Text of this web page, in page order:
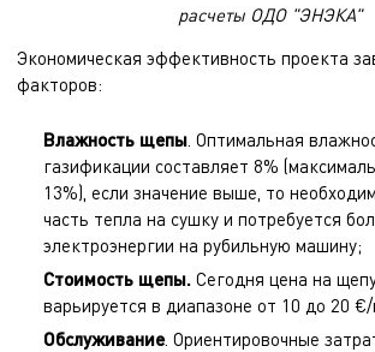
расчеты ОДО "ЭНЭКА"
Экономическая эффективность проекта
факторов:
Влажность щепы . Оптимальная
газификации составляет 8%
13%), если значение выше, то
часть тепла на сушку и потребуется
электроэнергии на рубильную машину;
Стоимость щепы. Сегодня цена на
варьируется в диапазоне от 10 до 20 €/
Обслуживание. Ориентировочные